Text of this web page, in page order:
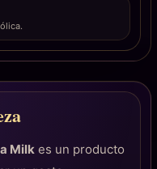
Milk es un producto